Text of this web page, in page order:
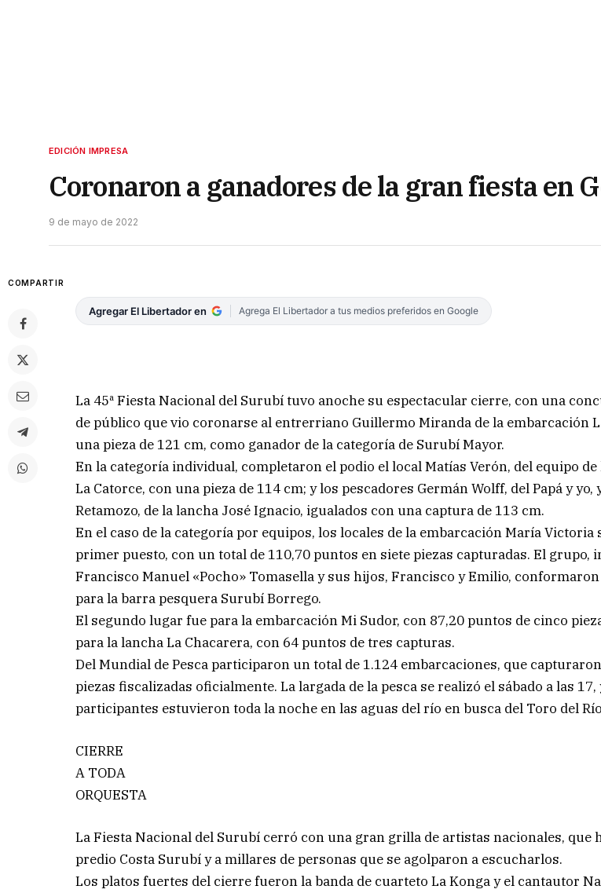
EDICIÓN IMPRESA
Coronaron a ganadores de la gran fiesta en
9 de mayo de 2022
COMPARTIR
Agregar El Libertador en Agrega El Libertador a tus medios preferidos en Google
La 45ª Fiesta Nacional del Surubí tuvo anoche su espectacular cierre, con una
de público que vio coronarse al entrerriano Guillermo Miranda de la embarcación
una pieza de 121 cm, como ganador de la categoría de Surubí Mayor.
En la categoría individual, completaron el podio el local Matías Verón, del equipo
La Catorce, con una pieza de 114 cm; y los pescadores Germán Wolff, del Papá y
Retamozo, de la lancha José Ignacio, igualados con una captura de 113 cm.
En el caso de la categoría por equipos, los locales de la embarcación María Victoria
primer puesto, con un total de 110,70 puntos en siete piezas capturadas. El grupo,
Francisco Manuel «Pocho» Tomasella y sus hijos, Francisco y Emilio,
para la barra pesquera Surubí Borrego.
El segundo lugar fue para la embarcación Mi Sudor, con 87,20 puntos de cinco
para la lancha La Chacarera, con 64 puntos de tres capturas.
Del Mundial de Pesca participaron un total de 1.124 embarcaciones, que
piezas fiscalizadas oficialmente. La largada de la pesca se realizó el sábado a las 17,
participantes estuvieron toda la noche en las aguas del río en busca del Toro del
CIERRE
A TODA
ORQUESTA
La Fiesta Nacional del Surubí cerró con una gran grilla de artistas nacionales, que
predio Costa Surubí y a millares de personas que se agolparon a escucharlos.
Los platos fuertes del cierre fueron la banda de cuarteto La Konga y el cantautor